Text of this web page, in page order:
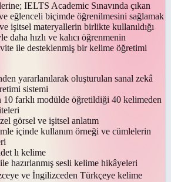
IELTS Academic Sınavında çıkan
eğlenceli biçimde öğrenilmesini sağlamak
işitsel materyallerin birlikte kullanıldığı
daha hızlı ve kalıcı öğrenmenin
ile desteklenmiş bir kelime öğretimi
yararlanılarak oluşturulan sanal zekâ
sistemi
farklı modülde öğretildiği 40 kelimeden
görsel ve işitsel anlatım
içinde kullanım örneği ve cümlelerin
lı kelime
hazırlanmış sesli kelime hikâyeleri
ve İngilizceden Türkçeye kelime